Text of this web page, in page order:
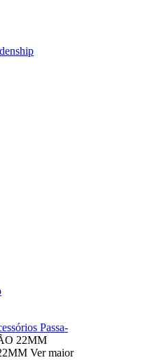
Passa-
22MM
Ver maior